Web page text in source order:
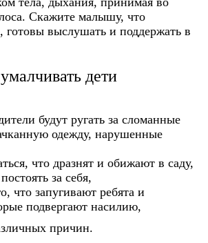
Скажите малышу, что
готовы выслушать и поддержать в
дети
будут ругать за сломанные
одежду, нарушенные
что дразнят и обижают в саду,
за себя,
что запугивают ребята и
подвергают насилию,
причин.